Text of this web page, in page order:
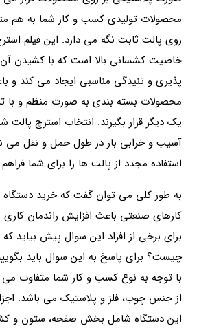
محصولات تولیدی کسب و کار شما به هم
روی پالت ثابت نگه می‌ دارد. این فیلم
خاصیت کشسانی بالا است که با کشیدن آن
پذیری و تنیدگی مناسبی ایجاد می‌ کند و
محصولات بسته بندی به صورت منظم و با
یک دیگر قرار بگیرند. انتخاب استرچ پالت
آسیب و خرابی بار در طول حمل و نقل می‌
استفاده مجدد از پالت ها را برای شما
به طور کلی می توان گفت که خرید دستگاه
کارهای صنعتی باعث افزایش راندمان
برای برخی از افراد این سوال پیش بیاید
چیست؟ برای پاسخ به این سوال باید
با توجه به نوع کسب و کار شما متفاوت می
از جنس چوب، فلز و پلاستیک می باشد.
این دستگاه شامل بخش صفحه، ستون و